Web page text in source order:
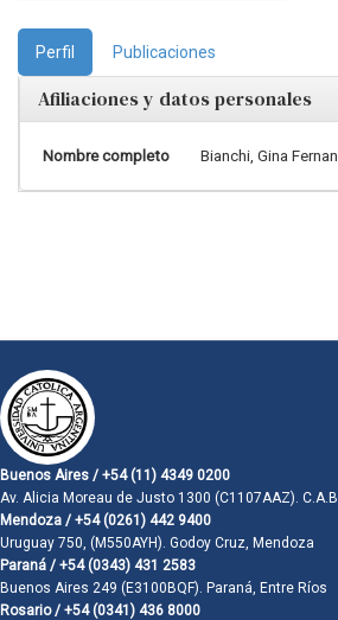
Perfil Publicaciones
Afiliaciones y datos personales
Nombre completo Bianchi, Gina
Buenos Aires / +54 (11) 4349 0200
Av. Alicia Moreau de Justo 1300 (C1107AAZ).
Mendoza / +54 (0261) 442 9400
Uruguay 750, (M550AYH). Godoy Cruz, Mendoza
Paraná / +54 (0343) 431 2583
Buenos Aires 249 (E3100BQF). Paraná, Entre Ríos
Rosario / +54 (0341) 436 8000